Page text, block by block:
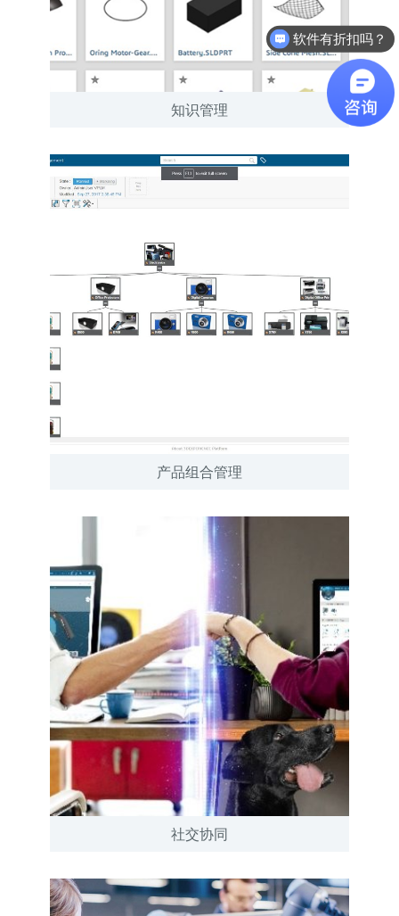
知识管理
产品组合管理
社交协同
软件有折扣吗？